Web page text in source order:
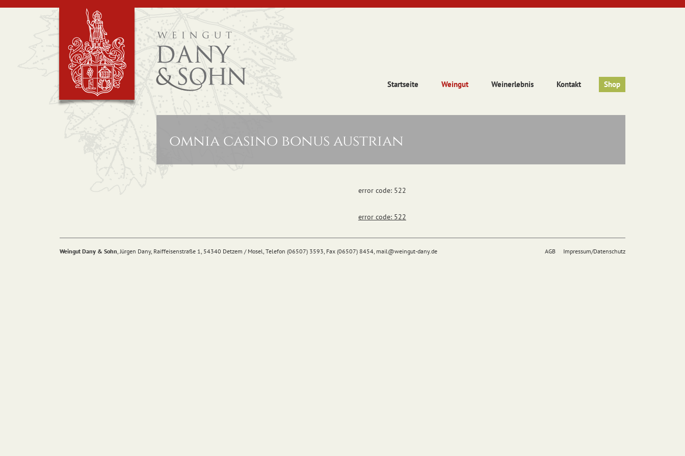
Startseite Weingut Weinerlebnis Kontakt Shop
omnia casino bonus austrian
error code: 522
error code: 522
AGB Impressum/Datenschutz
Weingut Dany & Sohn, Jürgen Dany, Raiffeisenstraße 1, 54340 Detzem / Mosel, Telefon (06507) 3593, Fax (06507) 8454, mail@weingut-dany.de